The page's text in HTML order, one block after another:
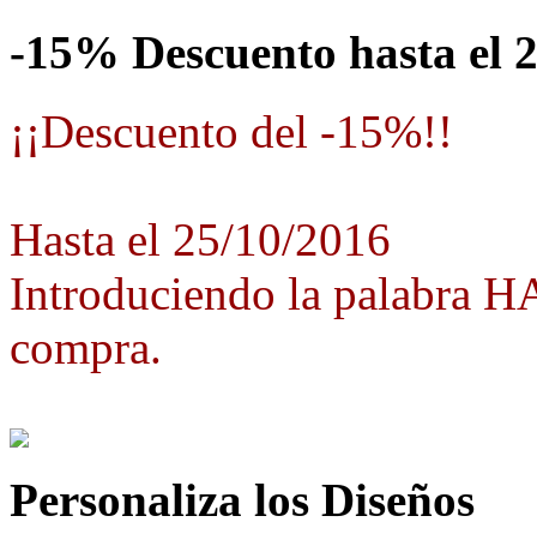
-15% Descuento hasta el
¡¡Descuento del -15%!!
Hasta el 25/10/2016
Introduciendo la palabra
compra.
Personaliza los Diseños